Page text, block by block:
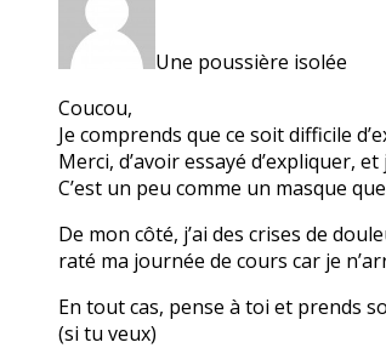
Une poussière isolée
Coucou,
Je comprends que ce soit difficile
Merci, d’avoir essayé d’expliquer,
C’est un peu comme un masque
De mon côté, j’ai des crises de
raté ma journée de cours car je
En tout cas, pense à toi et prends
(si tu veux)